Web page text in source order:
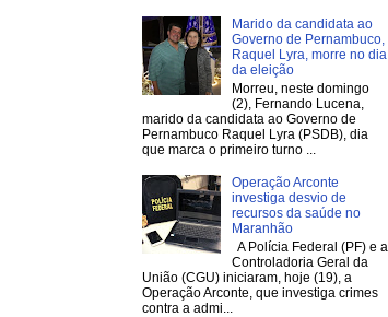
Marido da candidata ao
Governo de Pernambuco,
Raquel Lyra, morre no dia
da eleição
Morreu, neste domingo
(2), Fernando Lucena,
marido da candidata ao Governo de
Pernambuco Raquel Lyra (PSDB), dia
que marca o primeiro turno ...
Operação Arconte
investiga desvio de
recursos da saúde no
Maranhão
A Polícia Federal (PF) e a
Controladoria Geral da
União (CGU) iniciaram, hoje (19), a
Operação Arconte, que investiga crimes
contra a admi...